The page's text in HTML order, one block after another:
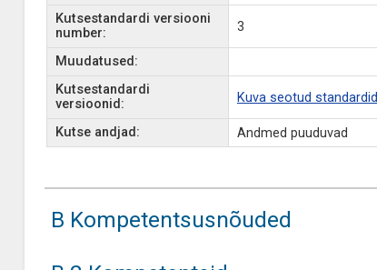
Kutsestandardi versiooni
number:
3
Muudatused:
Kutsestandardi
versioonid:
Kuva seotud standardid
Kutse andjad: Andmed puuduvad
B Kompetentsusnõuded